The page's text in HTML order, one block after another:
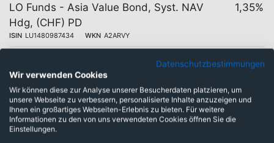
LO Funds - Asia Value Bond, Syst. NAV
Hdg, (CHF) PD
ISIN LU1480987434 WKN A2ARVY
1,35%
LO Funds - Asia Value Bond, Syst. NAV
Hdg, (SGD) PD3
ISIN LU2112679688 WKN A2PZH1
1,35%
LO Funds - Asia Value Bond, Syst. NAV
Hdg, (CHF) PA
Datenschutzbestimmungen
Wir verwenden Cookies
Wir können diese zur Analyse unserer Besucherdaten platzieren, um
unsere Webseite zu verbessern, personalisierte Inhalte anzuzeigen und
Ihnen ein großartiges Webseiten-Erlebnis zu bieten. Für weitere
Informationen zu den von uns verwendeten Cookies öffnen Sie die
Einstellungen.